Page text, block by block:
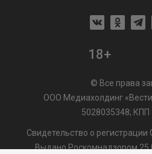
18+
© Все права
ООО Медиахолдинг
5028035348; КПП
Свидетельство о
Выдано Роскомнадзором